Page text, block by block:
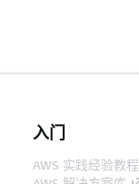
入门
AWS 实践经验教程